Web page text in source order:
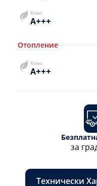
Клас
A+++
Отопление
Клас
A+++
за
Технически